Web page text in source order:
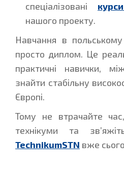
спеціалізовані
нашого проекту.
Навчання в
просто диплом. Це
практичні навички,
знайти стабільну
Європі.
Тому не втрачайте
технікуми та
TechnikumSTN вже